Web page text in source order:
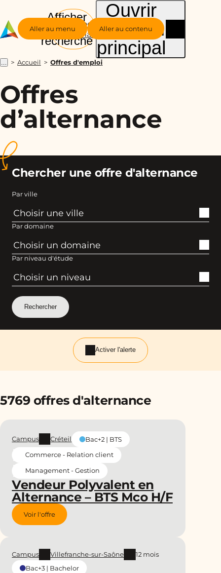
Aller au menu Aller au contenu
Groupe
Alternance
Afficher
la
recherche
Ouvrir
le menu
principal
... Accueil Offres d'emploi
Offres
d’alternance
Chercher une offre d'alternance
Par ville
Par domaine
Par niveau d'étude
Activer l'alerte
5769 offres d'alternance
Vendeur Polyvalent en
Alternance – BTS Mco H/F
Campus Créteil
Bac+2 | BTS
Commerce - Relation client
Management - Gestion
Voir l'offre
Campus Villefranche-sur-Saône
12 mois
Bac+3 | Bachelor